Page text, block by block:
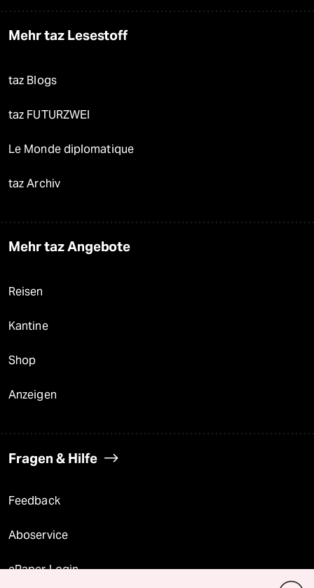
Mehr taz Lesestoff
taz Blogs
taz FUTURZWEI
Le Monde diplomatique
taz Archiv
Mehr taz Angebote
Reisen
Kantine
Shop
Anzeigen
Fragen & Hilfe
Feedback
Aboservice
ePaper Login